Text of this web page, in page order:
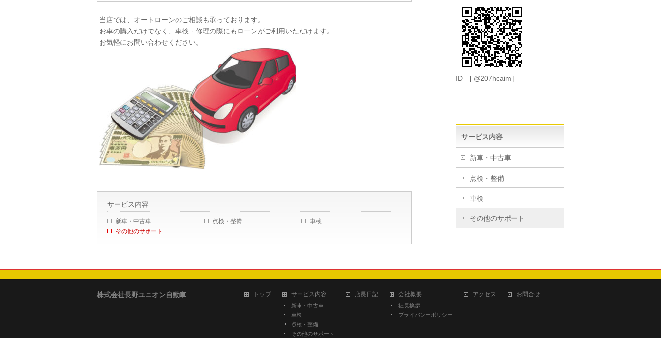
当店では、オートローンのご相談も承っております。
お車の購入だけでなく、車検・修理の際にもローンがご利用いただけます。
お気軽にお問い合わせください。
サービス内容
新車・中古車 点検・整備
車検
その他のサポート
ID [ @207hcaim ]
サービス内容
新車・中古車
点検・整備
車検
その他のサポート
株式会社長野ユニオン自動車 トップ サービス内容
新車・中古車
車検
点検・整備
その他のサポート
店長日記 会社概要
社長挨拶
プライバシーポリシー
アクセス お問合せ